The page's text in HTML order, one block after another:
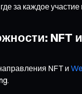
за каждое
NFT
NFT и